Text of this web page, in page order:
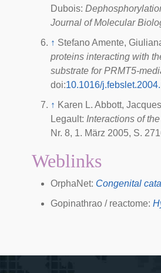
Dubois:
Journal of Molecular
↑ Stefano Amente,
proteins interacting with
substrate for PRMT5-
doi:10.1016/
↑ Karen L. Abbott,
Legault: Interactions of
Nr. 8, 1. März 2005, S.
Weblinks
OrphaNet: Congenital
Gopinathrao / reactome: